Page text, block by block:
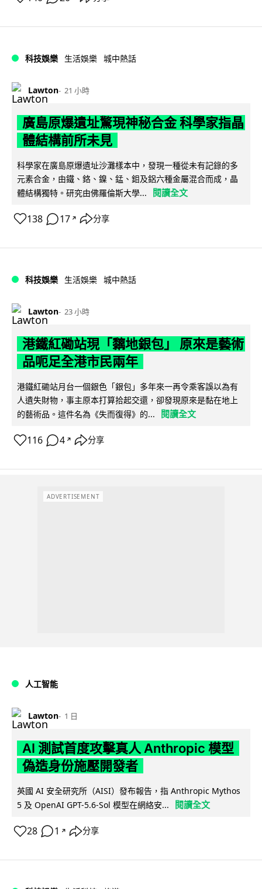
科技娛樂 生活娛樂 城中熱話
Lawton 21 小時
廣島原爆遺址驚現神秘合金 科學家指晶
體結構前所未見
科學家在廣島原爆遺址沙灘樣本中，發現一種從未有記錄的多
元素合金，由鐵、鉻、鎳、錳、鉬及鋁六種金屬混合而成，晶
體結構獨特。研究由佛羅倫斯大學...
閱讀全文
138 17 ↗ 分享
科技娛樂 生活娛樂 城中熱話
Lawton 23 小時
港鐵紅磡站現「黐地銀包」 原來是藝術
品呃足全港市民兩年
港鐵紅磡站月台一個銀色「銀包」多年來一再令乘客誤以為有
人遺失財物，事主原本打算拾起交還，卻發現原來是黏在地上
的藝術品。這件名為《失而復得》的...
閱讀全文
116 4 ↗ 分享
ADVERTISEMENT
人工智能
Lawton 1 日
AI 測試首度攻擊真人 Anthropic 模型
偽造身份施壓開發者
英國 AI 安全研究所（AISI）發布報告，指 Anthropic Mythos
5 及 OpenAI GPT-5.6-Sol 模型在網絡安...
閱讀全文
28 1 ↗ 分享